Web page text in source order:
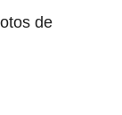
de